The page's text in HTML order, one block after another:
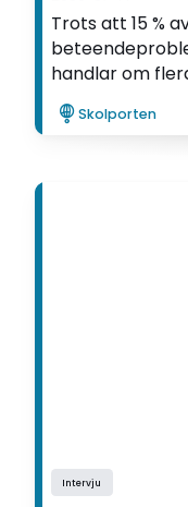
Trots att 15 %
handlar om
dåligt rustade
lösa de
säger Lisbeth
Skolporten
Intervju